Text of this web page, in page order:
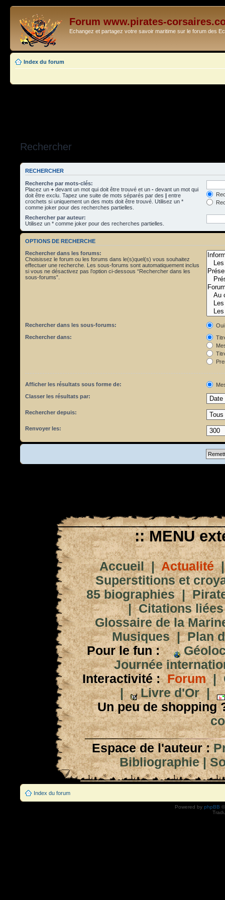
Forum www.pirates-
Echangez et partagez votre savoir maritime sur le forum des
Index du forum
Rechercher
RECHERCHER
Recherche par mots-clés:
Placez un + devant un mot qui doit être trouvé et un - devant un mot qui
doit être exclu. Tapez une suite de mots séparés par des | entre
crochets si uniquement un des mots doit être trouvé. Utilisez un *
comme joker pour des recherches partielles.
Rechercher par auteur:
Utilisez un * comme joker pour des recherches partielles.
OPTIONS DE RECHERCHE
Rechercher dans les forums:
Choisissez le forum ou les forums dans le(s)quel(s) vous souhaitez
effectuer une recherche. Les sous-forums sont automatiquement inclus
si vous ne désactivez pas l’option ci-dessous “Rechercher dans les
sous-forums”.
Rechercher dans les sous-forums:
Oui
Rechercher dans:
Afficher les résultats sous forme de:
Classer les résultats par:
Rechercher depuis:
Renvoyer les:
:: MENU
Accueil|Actualité
Superstitions et
85 biographies|
|Citations
Glossaire de la
Musiques|Plan
Pour le fun :
Journée
Interactivité : Forum|
|
Livre d'Or|
Un peu de shopping
Espace de l'auteur :
Bibliographie|
Index du forum
Powered by phpBB